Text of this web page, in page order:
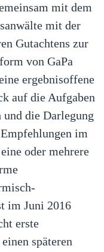
mit dem
mit der
Gutachtens zur
von GaPa
ergebnisoffene
auf die Aufgaben
die Darlegung
im
oder mehrere
im Juni 2016
erste
späteren